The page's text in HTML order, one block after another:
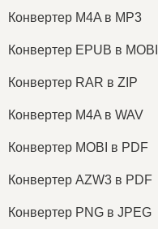
Конвертер M4A в MP3
Конвертер EPUB в MOBI
Конвертер RAR в ZIP
Конвертер M4A в WAV
Конвертер MOBI в PDF
Конвертер AZW3 в PDF
Конвертер PNG в JPEG